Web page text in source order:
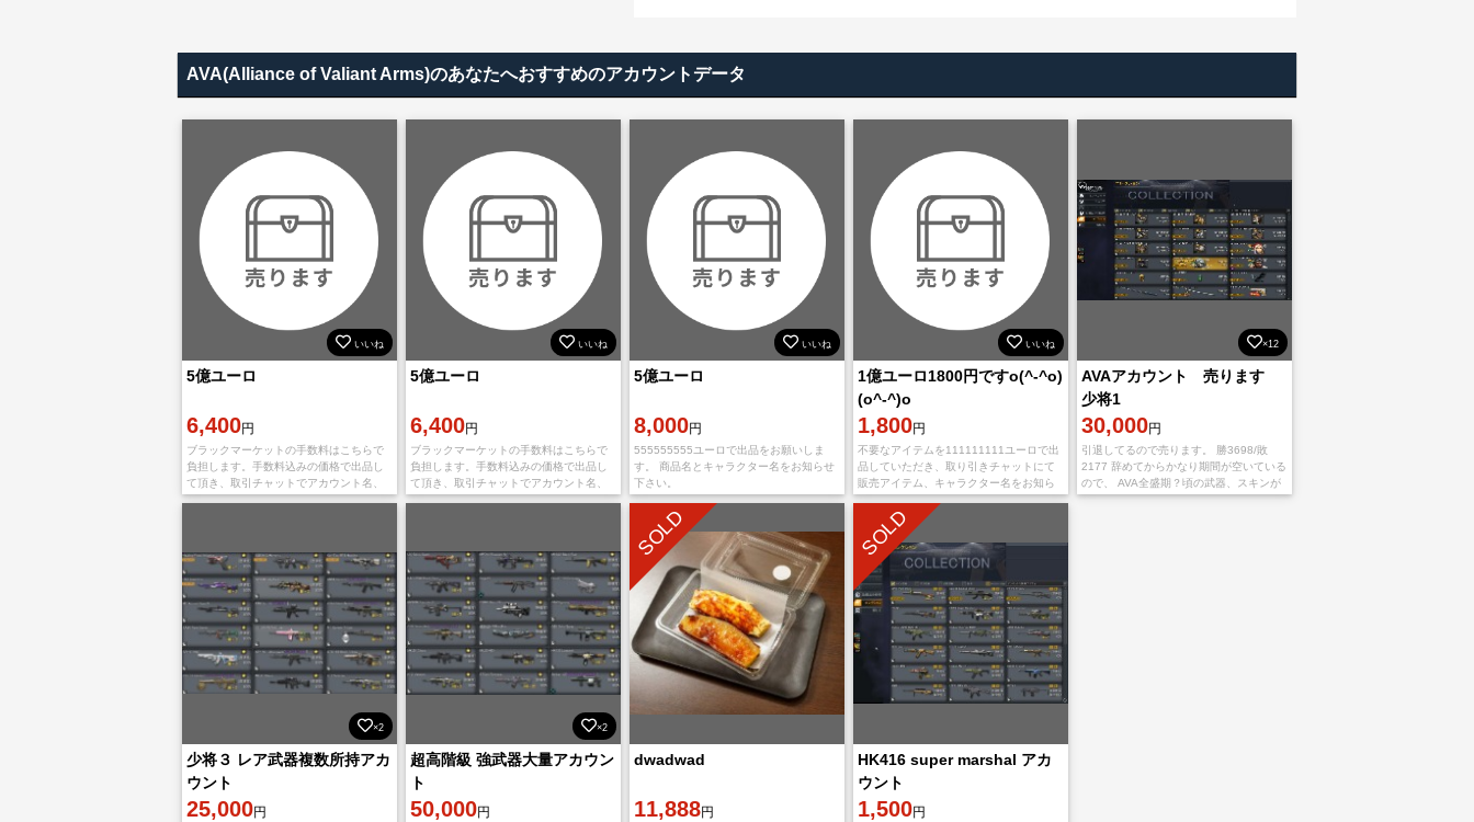
AVA(Alliance of Valiant Arms)のあなたへおすすめのアカウントデータ
いいね
5億ユーロ
6,400円
ブラックマーケットの手数料はこちらで
負担します。手数料込みの価格で出品し
て頂き、取引チャットでアカウント名、
武器名をお教え下さい
いいね
5億ユーロ
6,400円
ブラックマーケットの手数料はこちらで
負担します。手数料込みの価格で出品し
て頂き、取引チャットでアカウント名、
武器名をお教え下さい
いいね
5億ユーロ
8,000円
555555555ユーロで出品をお願いしま
す。 商品名とキャラクター名をお知らせ
下さい。
いいね
1億ユーロ1800円ですo(^-^o)
(o^-^)o
1,800円
不要なアイテムを111111111ユーロで出
品していただき、取り引きチャットにて
販売アイテム、キャラクター名をお知ら
せ下さい 手数料が足りずに出品できない
場合は取り引きチャットにてご相談くだ
さい。
×12
AVAアカウント 売ります
少将1
30,000円
引退してるので売ります。 勝3698/敗
2177 辞めてからかなり期間が空いている
ので、 AVA全盛期？頃の武器、スキンが
多いと思います。 (最近の武器等を知らな
×2
少将３ レア武器複数所持アカ
ウント
25,000円
×2
超高階級 強武器大量アカウン
ト
50,000円
SOLD
dwadwad
11,888円
SOLD
HK416 super marshal アカ
ウント
1,500円